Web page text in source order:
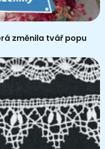
změnila tvář popu